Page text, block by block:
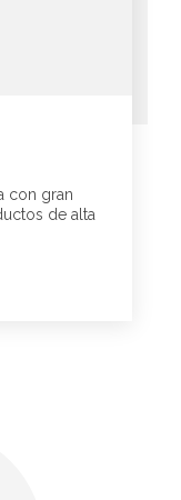
con gran
de alta